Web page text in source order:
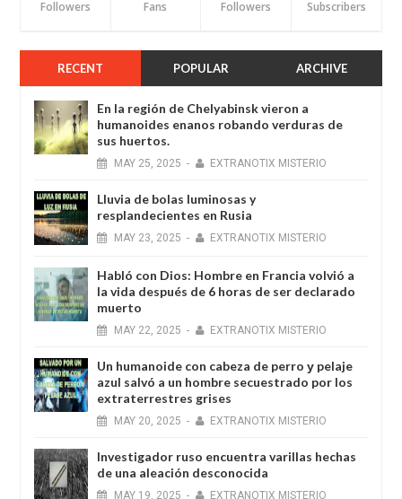
Followers Fans Followers Subscribers
RECENT POPULAR ARCHIVE
En la región de Chelyabinsk vieron a
humanoides enanos robando verduras de
sus huertos.
MAY 25, 2025 - EXTRANOTIX MISTERIO
Lluvia de bolas luminosas y
resplandecientes en Rusia
MAY 23, 2025 - EXTRANOTIX MISTERIO
Habló con Dios: Hombre en Francia volvió a
la vida después de 6 horas de ser declarado
muerto
MAY 22, 2025 - EXTRANOTIX MISTERIO
Un humanoide con cabeza de perro у pelaje
azul salvó a un hombre secuestrado por los
extraterrestres grises
MAY 20, 2025 - EXTRANOTIX MISTERIO
Investigador ruso encuentra varillas hechas
de una aleación desconocida
MAY 19, 2025 - EXTRANOTIX MISTERIO